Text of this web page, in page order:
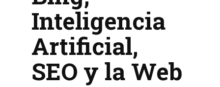
Inteligencia
Artificial,
SEO y la Web